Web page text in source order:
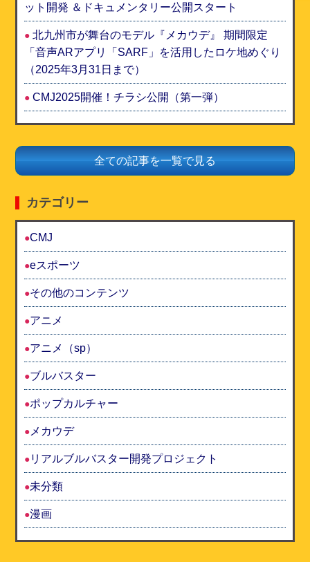
ット開発 ＆ドキュメンタリー公開スタート
北九州市が舞台のモデル『メカウデ』 期間限定
「音声ARアプリ「SARF」を活用したロケ地めぐり
（2025年3月31日まで）
CMJ2025開催！チラシ公開（第一弾）
全ての記事を一覧で見る
カテゴリー
CMJ
eスポーツ
その他のコンテンツ
アニメ
アニメ（sp）
ブルバスター
ポップカルチャー
メカウデ
リアルブルバスター開発プロジェクト
未分類
漫画